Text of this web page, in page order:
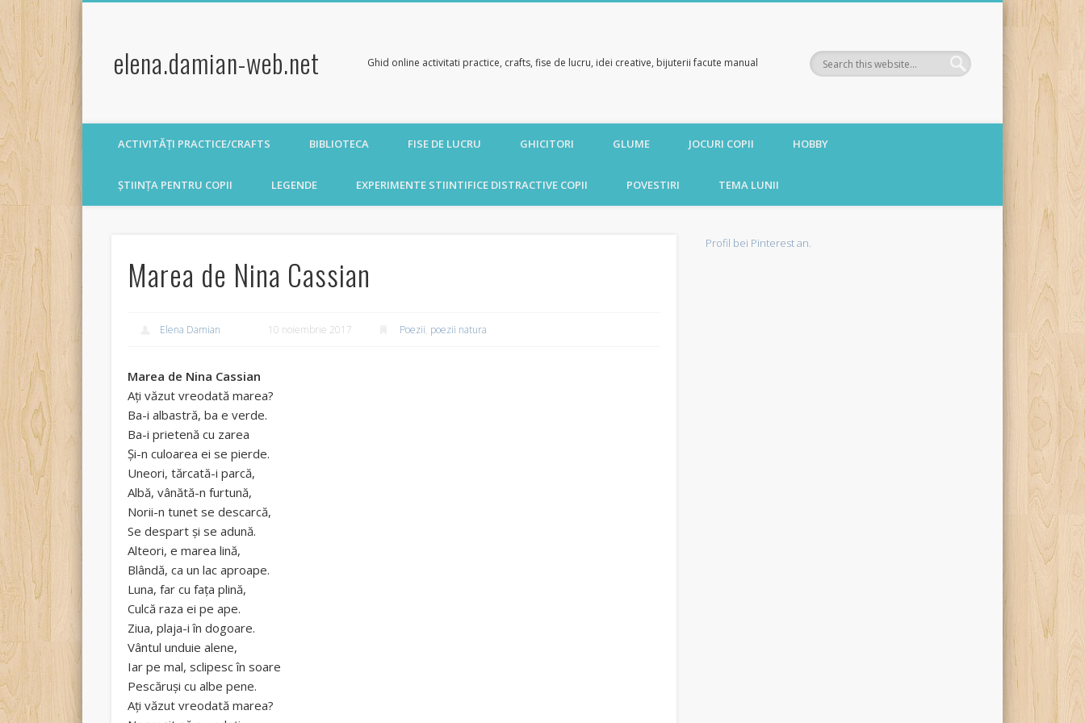
elena.damian-web.net Ghid online activitati practice, crafts, fise de lucru, idei creative, bijuterii facute manual
ACTIVITĂȚI PRACTICE/CRAFTS BIBLIOTECA FISE DE LUCRU GHICITORI GLUME JOCURI COPII HOBBY
ȘTIINȚA PENTRU COPII LEGENDE EXPERIMENTE STIINTIFICE DISTRACTIVE COPII POVESTIRI TEMA LUNII
Marea de Nina Cassian
Elena Damian 10 noiembrie 2017 Poezii, poezii natura
Marea de Nina Cassian
Ați văzut vreodată marea?
Ba-i albastră, ba e verde.
Ba-i prietenă cu zarea
Și-n culoarea ei se pierde.
Uneori, tărcată-i parcă,
Albă, vânătă-n furtună,
Norii-n tunet se descarcă,
Se despart și se adună.
Alteori, e marea lină,
Blândă, ca un lac aproape.
Luna, far cu fața plină,
Culcă raza ei pe ape.
Ziua, plaja-i în dogoare.
Vântul unduie alene,
Iar pe mal, sclipesc în soare
Pescăruși cu albe pene.
Ați văzut vreodată marea?
Profil bei Pinterest an.